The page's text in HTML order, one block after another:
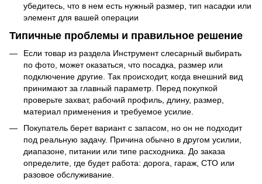
убедитесь, что в нем есть нужный размер, тип насадки или
элемент для вашей операции
Типичные проблемы и правильное решение
Если товар из раздела Инструмент слесарный выбирать
по фото, может оказаться, что посадка, размер или
подключение другие. Так происходит, когда внешний вид
принимают за главный параметр. Перед покупкой
проверьте захват, рабочий профиль, длину, размер,
материал применения и требуемое усилие.
Покупатель берет вариант с запасом, но он не подходит
под реальную задачу. Причина обычно в другом усилии,
диапазоне, питании или типе расходника. До заказа
определите, где будет работа: дорога, гараж, СТО или
разовое обслуживание.